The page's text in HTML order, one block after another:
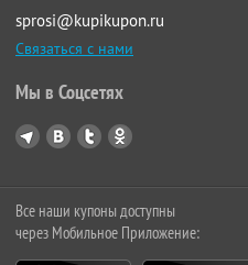
sprosi@kupikupon.ru
Связаться с нами
Мы в Соцсетях
Все наши купоны доступны
через Мобильное Приложение: